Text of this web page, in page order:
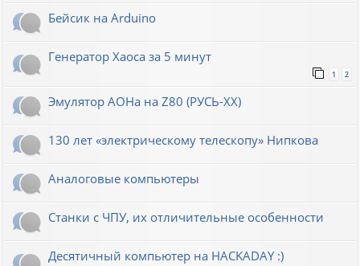
Бейсик на Arduino
Генератор Хаоса за 5 минут
1 2
Эмулятор АОНа на Z80 (РУСЬ-XX)
130 лет «электрическому телескопу» Нипкова
Аналоговые компьютеры
Станки с ЧПУ, их отличительные особенности
Десятичный компьютер на HACKADAY :)